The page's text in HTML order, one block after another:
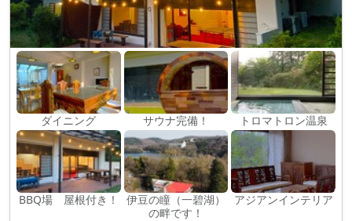
ダイニング サウナ完備！ トロマトロン温泉
BBQ場 屋根付き！
伊豆の瞳（一碧湖）
の畔です！
アジアンインテリア